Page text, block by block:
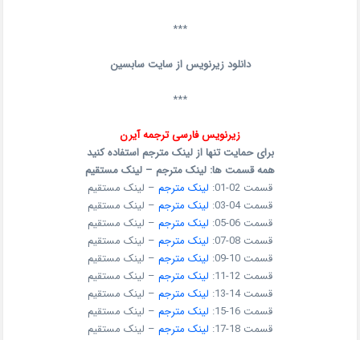
***
دانلود زیرنویس از سایت سابسین
***
زیرنویس فارسی ترجمه آیرن
برای حمایت تنها از لینک مترجم استفاده کنید
همه قسمت ها: لینک مترجم – لینک مستقیم
قسمت 02-01:
لینک مترجم – لینک مستقیم
قسمت 04-03:
لینک مترجم – لینک مستقیم
قسمت 06-05:
لینک مترجم – لینک مستقیم
قسمت 08-07:
لینک مترجم – لینک مستقیم
قسمت 10-09:
لینک مترجم – لینک مستقیم
قسمت 12-11:
لینک مترجم – لینک مستقیم
قسمت 14-13:
لینک مترجم – لینک مستقیم
قسمت 16-15:
لینک مترجم – لینک مستقیم
قسمت 18-17:
لینک مترجم – لینک مستقیم